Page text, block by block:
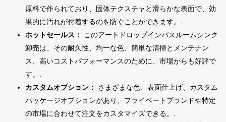
原料で作られており、固体テクスチャと滑らかな表面で、効
果的に汚れが付着するのを防ぐことができます。.
ホットセールス：
このアートドロップインバスルームシンク
卸売は、その耐久性、均一な色、簡単な清掃とメンテナン
ス、高いコストパフォーマンスのために、市場からも好評で
す。.
カスタムオプション：
さまざまな色、表面仕上げ、カスタム
パッケージオプションがあり、プライベートブランドや特定
の市場に合わせて注文をカスタマイズできる。.